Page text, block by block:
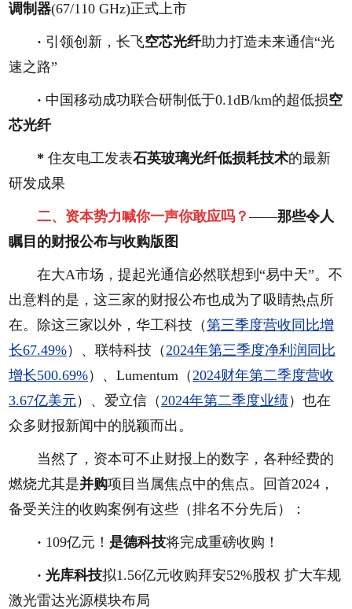
调制器(67/110 GHz)正式上市
· 引领创新，长飞空芯光纤助力打造未来通信“光
速之路”
· 中国移动成功联合研制低于0.1dB/km的超低损空
芯光纤
* 住友电工发表石英玻璃光纤低损耗技术的最新
研发成果
二、 资本势力喊你一声你敢应吗？——那些令人
瞩目的财报公布与收购版图
在大A市场，提起光通信必然联想到“易中天”。不
出意料的是，这三家的财报公布也成为了吸睛热点所
在。除这三家以外，华工科技（第三季度营收同比增
长67.49%）、联特科技（2024年第三季度净利润同比
增长500.69%）、Lumentum（2024财年第二季度营收
3.67亿美元 ）、爱立信（2024年第二季度业绩）也在
众多财报新闻中的脱颖而出。
当然了，资本可不止财报上的数字，各种经费的
燃烧尤其是并购项目当属焦点中的焦点。回首2024，
备受关注的收购案例有这些（排名不分先后）：
· 109亿元！ 是德科技将完成重磅收购！
·光库科技拟1.56亿元收购拜安52%股权 扩大车规
激光雷达光源模块布局